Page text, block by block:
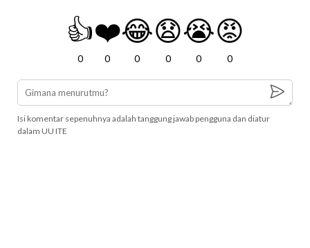
👍
0
❤️
0
😂
0
😧
0
😭
0
😡
0
Isi komentar sepenuhnya adalah tanggung jawab pengguna dan diatur
dalam UU ITE